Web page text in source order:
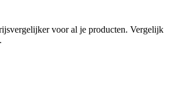
voor al je producten. Vergelijk